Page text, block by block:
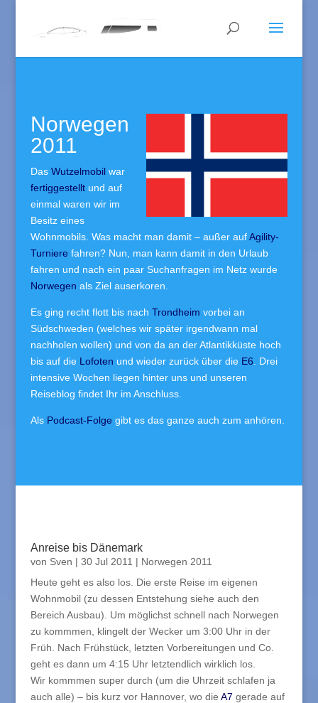
Norwegen
2011
Das Wutzelmobilwar
fertiggestelltund auf
einmal waren wir im
Besitz eines
Wohnmobils. Was macht man damit – außer aufAgility-
Turniere fahren? Nun, man kann damit in den Urlaub
fahren und nach ein paar Suchanfragen im Netz wurde
Norwegen als Ziel auserkoren.
Es ging recht flott bis nach Trondheim vorbei an
Südschweden (welches wir später irgendwann mal
nachholen wollen) und von da an der Atlantikküste hoch
bis auf die Lofoten und wieder zurück über die E6 . Drei
intensive Wochen liegen hinter uns und unseren
Reiseblog findet Ihr im Anschluss.
Als Podcast-Folge gibt es das ganze auch zum anhören.
Anreise bis Dänemark
von Sven | 30 Jul 2011 | Norwegen 2011
Heute geht es also los. Die erste Reise im eigenen
Wohnmobil (zu dessen Entstehung siehe auch den
Bereich Ausbau). Um möglichst schnell nach Norwegen
zu kommmen, klingelt der Wecker um 3:00 Uhr in der
Früh. Nach Frühstück, letzten Vorbereitungen und Co.
geht es dann um 4:15 Uhr letztendlich wirklich los.
Wir kommmen super durch (um die Uhrzeit schlafen ja
auch alle) – bis kurz vor Hannover, wo die A7 gerade auf